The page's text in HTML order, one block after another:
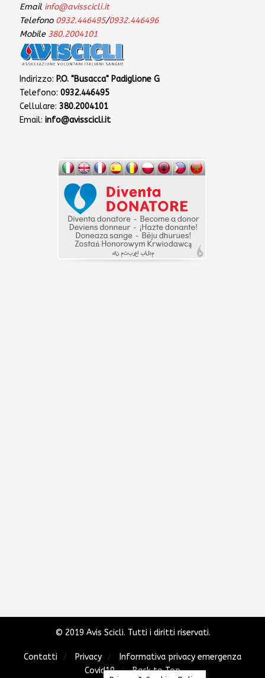
Email info@avisscicli.it
Telefono 0932.446495/0932.446496
Mobile 380.2004101
Indirizzo: P.O. "Busacca" Padiglione G
Telefono: 0932.446495
Cellulare: 380.2004101
Email: info@avisscicli.it
© 2019 Avis Scicli. Tutti i diritti riservati.
Contatti Privacy
Informativa privacy emergenza
Covid19
Back to Top